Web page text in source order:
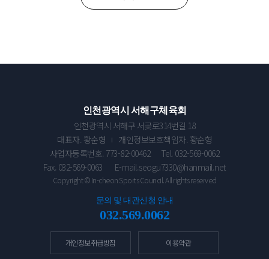
인천광역시 서해구체육회
인천광역시 서해구 서곶로314번길 18
대표자. 황순형
개인정보보호책임자. 황순형
사업자등록번호. 773-82-00462
Tel. 032-569-0062
Fax. 032-569-0063
E-mail.seogu7330@hanmail.net
Copyright © In-cheon Sports Council. All rights reserved
문의 및 대관신청 안내
032.569.0062
개인정보취급방침 이용약관